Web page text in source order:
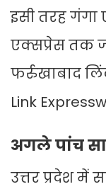
इसी तरह
एक्सप्रेस तक
फर्रुखाबाद
Link
अगले पांच
उत्तर प्रदेश में